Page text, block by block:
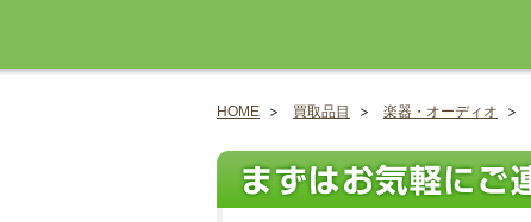
HOME 買取品目 楽器・オーディオ